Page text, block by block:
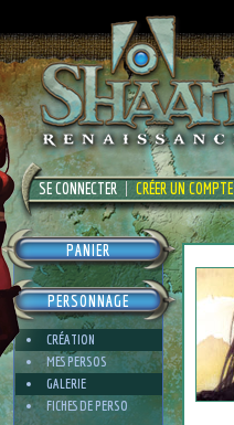
SE CONNECTER CRÉER UN COMPTE
PANIER
PERSONNAGE
CRÉATION
MES PERSOS
GALERIE
FICHES DE PERSO